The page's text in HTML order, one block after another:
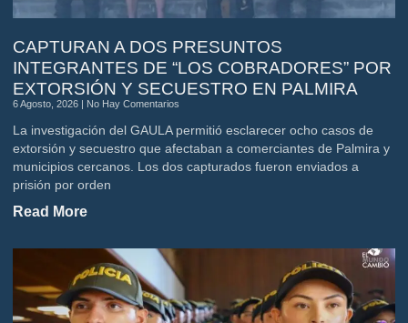
CAPTURAN A DOS PRESUNTOS
INTEGRANTES DE “LOS COBRADORES” POR
EXTORSIÓN Y SECUESTRO EN PALMIRA
6 Agosto, 2026 No Hay Comentarios
La investigación del GAULA permitió esclarecer ocho casos de
extorsión y secuestro que afectaban a comerciantes de Palmira y
municipios cercanos. Los dos capturados fueron enviados a
prisión por orden
Read More